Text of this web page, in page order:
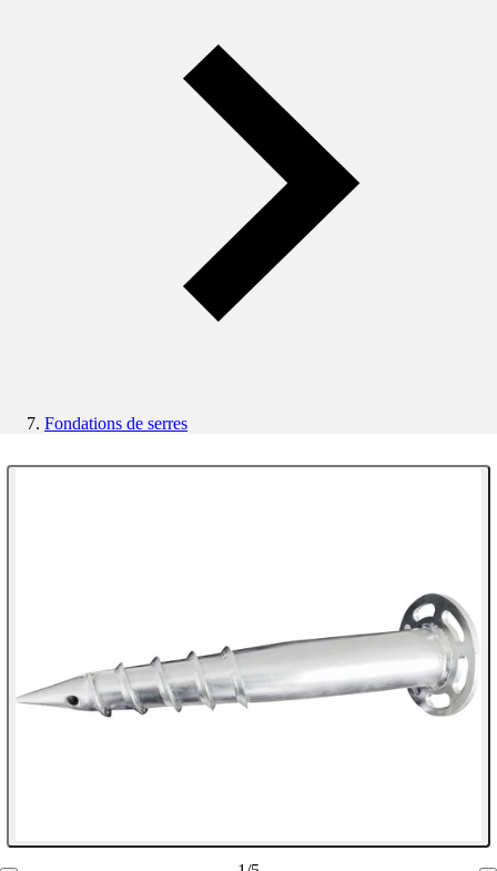
Fondations de serres